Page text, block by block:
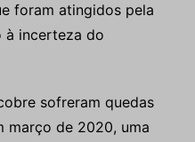
foram atingidos pela
à incerteza do
sofreram quedas
março de 2020, uma